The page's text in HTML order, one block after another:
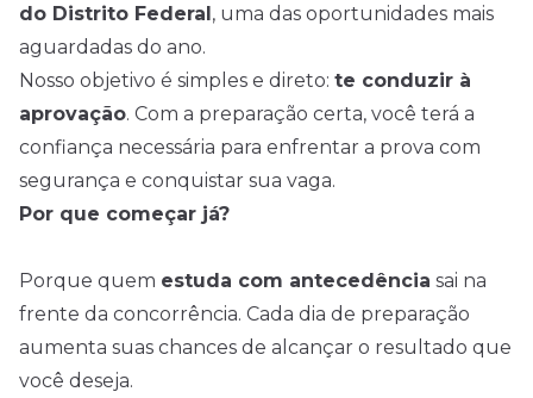
do Distrito Federal, uma das oportunidades mais
aguardadas do ano.
Nosso objetivo é simples e direto: te conduzir à
aprovação. Com a preparação certa, você terá a
confiança necessária para enfrentar a prova com
segurança e conquistar sua vaga.
Por que começar já?
Porque quem estuda com antecedência sai na
frente da concorrência. Cada dia de preparação
aumenta suas chances de alcançar o resultado que
você deseja.